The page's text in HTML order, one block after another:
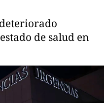
de salud en